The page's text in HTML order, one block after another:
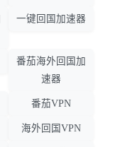
一键回国加速器
番茄海外回国加
速器
番茄VPN
海外回国VPN